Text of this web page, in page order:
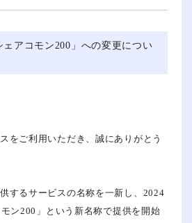
利用規約
アコモン200」への変更につい
をご利用いただき、誠にありがとう
するサービスの名称を一新し、2024
ン200」という新名称で提供を開始